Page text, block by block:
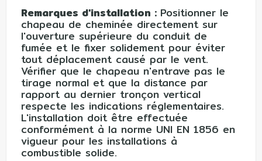
Remarques d'installation : Positionner le
chapeau de cheminée directement sur
l'ouverture supérieure du conduit de
fumée et le fixer solidement pour éviter
tout déplacement causé par le vent.
Vérifier que le chapeau n'entrave pas le
tirage normal et que la distance par
rapport au dernier tronçon vertical
respecte les indications réglementaires.
L'installation doit être effectuée
conformément à la norme UNI EN 1856 en
vigueur pour les installations à
combustible solide.